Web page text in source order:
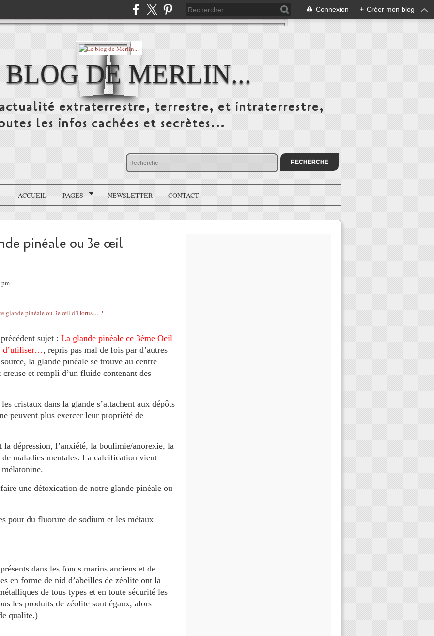
Connexion + Créer mon blog
DE MERLIN...
extraterrestre, terrestre, et intraterrestre,
les infos cachées et secrètes...
ACCUEIL PAGES NEWSLETTER CONTACT
pinéale ou 3e œil
sujet : La glande pinéale ce 3ème Oeil
d’utiliser…, repris pas mal de fois par d’autres
la glande pinéale se trouve au centre
et rempli d’un fluide contenant des
cristaux dans la glande s’attachent aux dépôts
peuvent plus exercer leur propriété de
dépression, l’anxiété, la boulimie/anorexie, la
de maladies mentales. La calcification vient
une détoxication de notre glande pinéale ou
pour du fluorure de sodium et les métaux
dans les fonds marins anciens et de
en forme de nid d’abeilles de zéolite ont la
de tous types et en toute sécurité les
les produits de zéolite sont égaux, alors
qualité.)